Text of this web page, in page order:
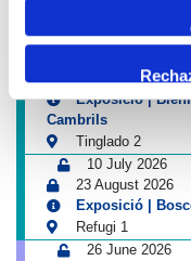
Next cultural
13 September
Exposició |
Cambrils
Tinglado 2
10 July 2026
23 August 2026
Exposició |
Refugi 1
26 June 2026